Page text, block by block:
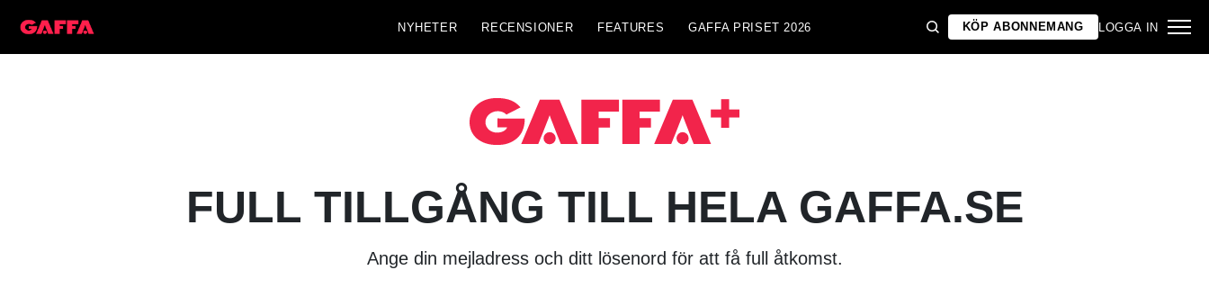
NYHETER RECENSIONER FEATURES GAFFA PRISET 2026 KÖP ABONNEMANG LOGGA IN
FULL TILLGÅNG TILL HELA GAFFA.SE
Ange din mejladress och ditt lösenord för att få full åtkomst.